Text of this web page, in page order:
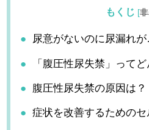
もくじ [
尿意がないのに尿漏れ
「腹圧性尿失禁」って
腹圧性尿失禁の原因は？
症状を改善するための